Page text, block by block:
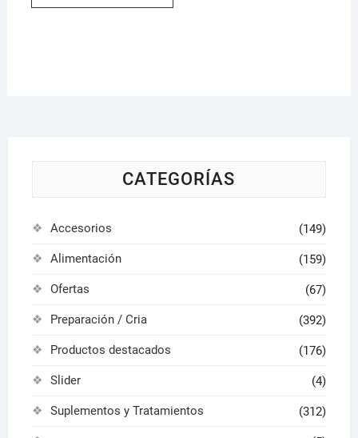
14,95 €
la
CATEGORÍAS
Accesorios (149)
Alimentación (159)
Ofertas (67)
Preparación / Cria (392)
Productos destacados (176)
Slider (4)
Suplementos y Tratamientos (312)